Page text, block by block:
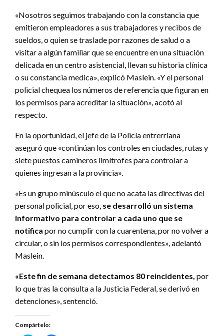
«Nosotros seguimos trabajando con la constancia que
emitieron empleadores a sus trabajadores y recibos de
sueldos, o quien se traslade por razones de salud o a
visitar a algún familiar que se encuentre en una situación
delicada en un centro asistencial, llevan su historia clínica
o su constancia medica», explicó Maslein. «Y el personal
policial chequea los números de referencia que figuran en
los permisos para acreditar la situación», acotó al
respecto.
En la oportunidad, el jefe de la Policía entrerriana
aseguró que «continúan los controles en ciudades, rutas y
siete puestos camineros limítrofes para controlar a
quienes ingresan a la provincia».
«Es un grupo minúsculo el que no acata las directivas del
personal policial, por eso, se desarrolló un sistema
informativo para controlar a cada uno que se
notifica por no cumplir con la cuarentena, por no volver a
circular, o sin los permisos correspondientes», adelantó
Maslein.
«Este fin de semana detectamos 80 reincidentes, por
lo que tras la consulta a la Justicia Federal, se derivó en
detenciones», sentenció.
Compártelo: